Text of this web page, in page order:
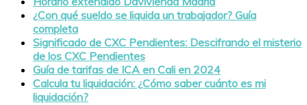
¿Con qué sueldo se liquida un trabajador? Guía
completa
Significado de CXC Pendientes: Descifrando el misterio
de los CXC Pendientes
Guía de tarifas de ICA en Cali en 2024
Calcula tu liquidación: ¿Cómo saber cuánto es mi
liquidación?